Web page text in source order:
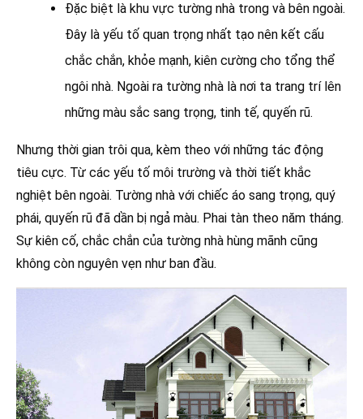
Đặc biệt là khu vực tường nhà trong và bên ngoài.
Đây là yếu tố quan trọng nhất tạo nên kết cấu
chắc chắn, khỏe mạnh, kiên cường cho tổng thể
ngôi nhà. Ngoài ra tường nhà là nơi ta trang trí lên
những màu sắc sang trọng, tinh tế, quyến rũ.
Nhưng thời gian trôi qua, kèm theo với những tác động
tiêu cực. Từ các yếu tố môi trường và thời tiết khắc
nghiệt bên ngoài. Tường nhà với chiếc áo sang trọng, quý
phái, quyến rũ đã dần bị ngả màu. Phai tàn theo năm tháng.
Sự kiên cố, chắc chắn của tường nhà hùng mãnh cũng
không còn nguyên vẹn như ban đầu.